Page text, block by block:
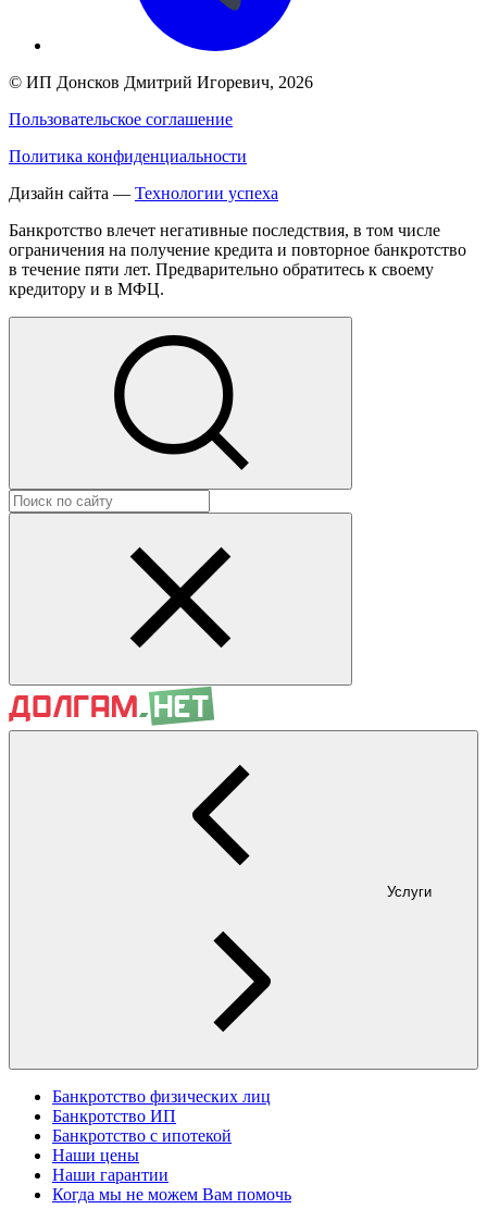
© ИП Донсков Дмитрий Игоревич, 2026
Пользовательское соглашение
Политика конфиденциальности
Дизайн сайта — Технологии успеха
Банкротство влечет негативные последствия, в том числе
ограничения на получение кредита и повторное банкротство
в течение пяти лет. Предварительно обратитесь к своему
кредитору и в МФЦ.
Услуги
Банкротство физических лиц
Банкротство ИП
Банкротство с ипотекой
Наши цены
Наши гарантии
Когда мы не можем Вам помочь